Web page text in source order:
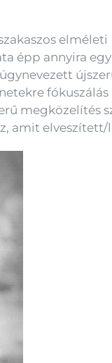
elméleti
épp annyira
megközelítés
amit elveszített/